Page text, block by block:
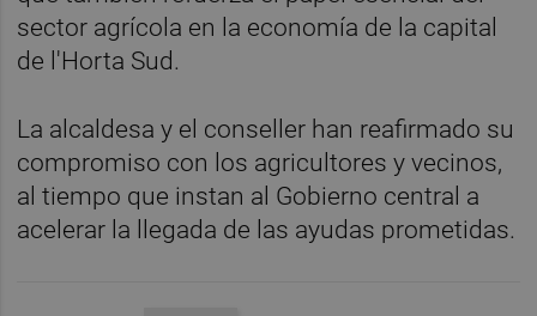
sector agrícola en la economía de la capital
de l'Horta Sud.
La alcaldesa y el conseller han reafirmado su
compromiso con los agricultores y vecinos,
al tiempo que instan al Gobierno central a
acelerar la llegada de las ayudas prometidas.